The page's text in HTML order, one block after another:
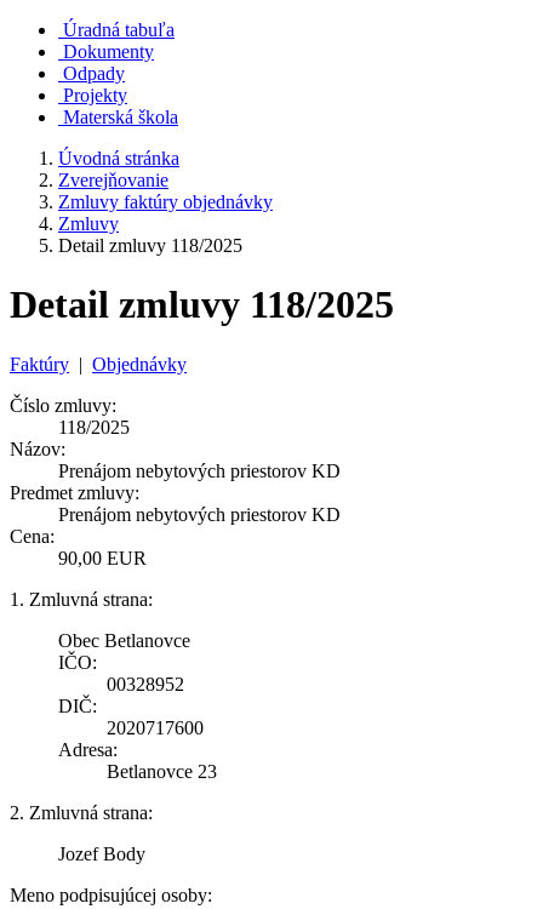
Úradná tabuľa
Dokumenty
Odpady
Projekty
Materská škola
Úvodná stránka
Zverejňovanie
Zmluvy faktúry objednávky
Zmluvy
Detail zmluvy 118/2025
Detail zmluvy 118/2025
Faktúry | Objednávky
Číslo zmluvy:
118/2025
Názov:
Prenájom nebytových priestorov KD
Predmet zmluvy:
Prenájom nebytových priestorov KD
Cena:
90,00 EUR
1. Zmluvná strana:
Obec Betlanovce
IČO:
00328952
DIČ:
2020717600
Adresa:
Betlanovce 23
2. Zmluvná strana:
Jozef Body
Meno podpisujúcej osoby: